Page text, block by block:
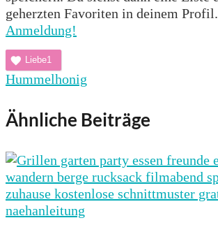
geherzten Favoriten in deinem Profil.
Anmeldung!
Liebe1
Hummelhonig
Ähnliche Beiträge